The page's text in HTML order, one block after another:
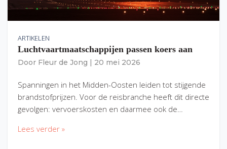
ARTIKELEN
Luchtvaartmaatschappijen passen koers aan
Door Fleur de Jong 20 mei 2026
Spanningen in het Midden-Oosten leiden tot stijgende
brandstofprijzen. Voor de reisbranche heeft dit directe
gevolgen: vervoerskosten en daarmee ook de…
Lees verder »